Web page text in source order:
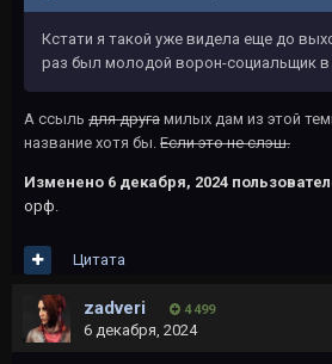
Кстати я такой уже видела еще до
раз был молодой ворон-социальщик в
А ссыль для друга милых дам из этой
название хотя бы. Если это не слэш.
Изменено 6 декабря, 2024
орф.
Цитата
zadveri 4 499
6 декабря, 2024